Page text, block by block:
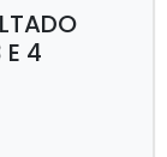
E 4